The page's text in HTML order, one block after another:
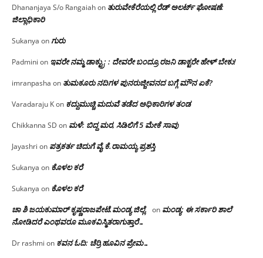
Dhananjaya S/o Rangaiahon ತುರುವೇಕೆರೆಯಲ್ಲಿ ರೆಡ್ ಅಲರ್ಟ್ ಘೋಷಣೆ:
ಜಿಲ್ಲಾಧಿಕಾರಿ
Sukanya onಗುರು
Padmini on ಇವರೇ ನಮ್ಮ ಡಾಕ್ಟ್ರು; : ದೇವರೇ ಬಂದ್ರೂ ರಜನಿ ಡಾಕ್ಟರೇ ಹೇಳ್ ಬೇಕು!
imranpasha on ತುಮಕೂರು ನದಿಗಳ ಪುನರುಜ್ಜೀವನದ ಬಗ್ಗೆ ಮೌನ ಏಕೆ?
Varadaraju Kon ಕದ್ದುಮುಚ್ಚಿ ಮದುವೆ ತಡೆದ ಅಧಿಕಾರಿಗಳ ತಂಡ
Chikkanna SD on ಮಳೆ: ಬಿದ್ದ ಮರ, ಸಿಡಿಲಿಗೆ 5 ಮೇಕೆ ಸಾವು
Jayashri on ಪತ್ರಕರ್ತ ಚಿದುಗೆ ವೈ.ಕೆ.ರಾಮಯ್ಯ ಪ್ರಶಸ್ತಿ
Sukanya on ಕೊಳಲ ಕರೆ
Sukanya on ಕೊಳಲ ಕರೆ
ಚಾ ಶಿ ಜಯಕುಮಾರ್ ಕೃಷ್ಣರಾಜಪೇಟೆ.ಮಂಡ್ಯ ಜಿಲ್ಲೆ. on ಮಂಡ್ಯ: ಈ ಸರ್ಕಾರಿ ಶಾಲೆ
ನೋಡಿದರೆ ಎಂಥವರೂ ಮೂಕವಿಸ್ಮಿತರಾಗುತ್ತಾರೆ…
Dr rashmi on ಕವನ ಓದಿ: ಚೆರ್ರಿ ಹೂವಿನ ಪ್ರೇಮ…